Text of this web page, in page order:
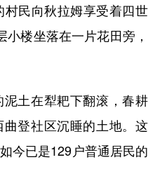
民向秋拉姆享受着四世
楼坐落在一片花田旁，
土在犁耙下翻滚，春耕
登社区沉睡的土地。这
今已是129户普通居民的